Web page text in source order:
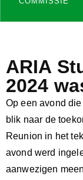
ARIA
2024
Op een avond
blik naar de
Reunion in het
avond werd
aanwezigen